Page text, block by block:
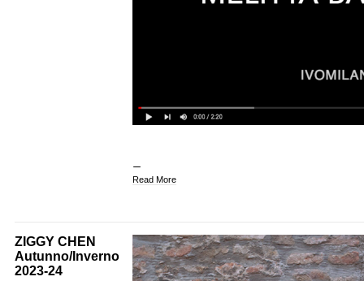
Read More
ZIGGY CHEN
Autunno/Inverno
2023-24